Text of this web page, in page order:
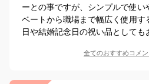
ーとの事ですが、シンプルで使い
ベートから職場まで幅広く使用す
日や結婚記念日の祝い品としても
全てのおすすめコメン